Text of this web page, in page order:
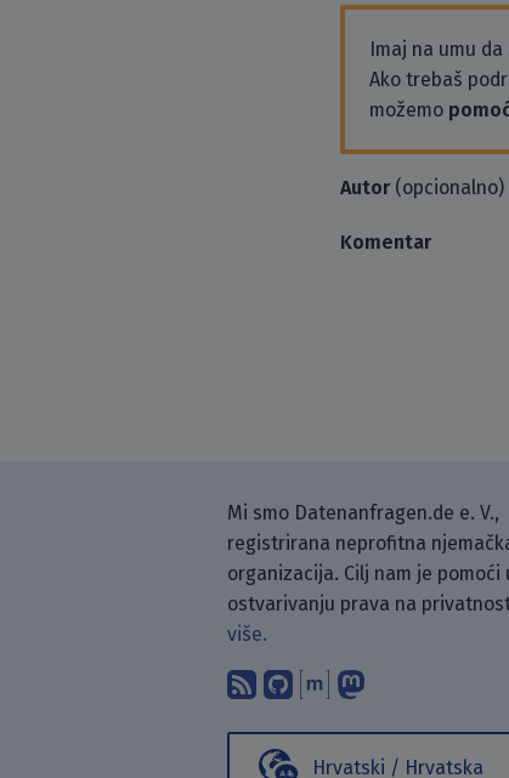
Imaj na umu da
Ako trebaš
možemo
Autor(opcionalno)
Komentar
Mi smo Datenanfragen.de e. V.,
registrirana neprofitna
organizacija. Cilj nam je pomoći
ostvarivanju prava na
više.
Pretplati se na naš
Pronađi nas na
Raspravljaj
Prati nas
Hrvatski / Hrvatska